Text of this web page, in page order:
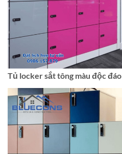
Tủ locker sắt tông màu độc đáo